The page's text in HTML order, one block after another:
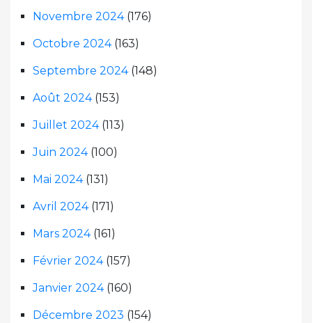
Novembre 2024(176)
Octobre 2024(163)
Septembre 2024(148)
Août 2024(153)
Juillet 2024(113)
Juin 2024(100)
Mai 2024(131)
Avril 2024(171)
Mars 2024(161)
Février 2024(157)
Janvier 2024(160)
Décembre 2023 (154)